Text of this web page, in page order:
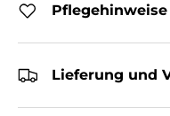
Pflegehinweise
Lieferung und